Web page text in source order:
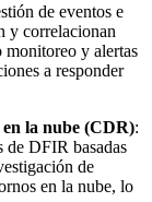
de eventos e
y correlacionan
monitoreo y alertas
a responder
en la nube (CDR):
de DFIR basadas
de
en la nube, lo